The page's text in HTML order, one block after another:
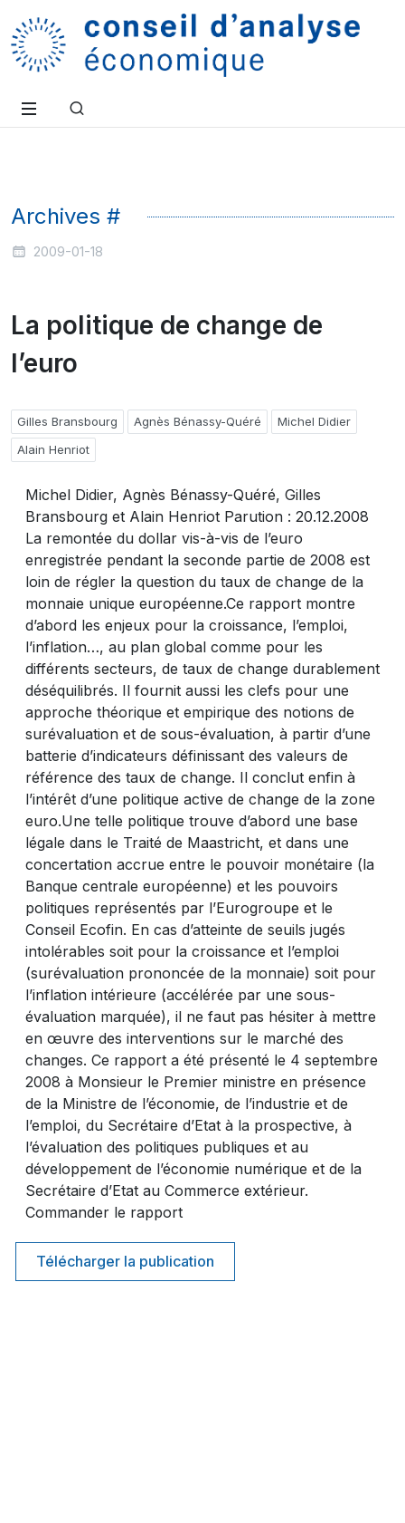
Archives #
2009-01-18
La politique de change de
l’euro
Gilles Bransbourg Agnès Bénassy-Quéré
Michel Didier
Alain Henriot
Michel Didier, Agnès Bénassy-Quéré, Gilles
Bransbourg et Alain Henriot Parution : 20.12.2008
La remontée du dollar vis-à-vis de l’euro
enregistrée pendant la seconde partie de 2008 est
loin de régler la question du taux de change de la
monnaie unique européenne.Ce rapport montre
d’abord les enjeux pour la croissance, l’emploi,
l’inflation…, au plan global comme pour les
différents secteurs, de taux de change durablement
déséquilibrés. Il fournit aussi les clefs pour une
approche théorique et empirique des notions de
surévaluation et de sous-évaluation, à partir d’une
batterie d’indicateurs définissant des valeurs de
référence des taux de change. Il conclut enfin à
l’intérêt d’une politique active de change de la zone
euro.Une telle politique trouve d’abord une base
légale dans le Traité de Maastricht, et dans une
concertation accrue entre le pouvoir monétaire (la
Banque centrale européenne) et les pouvoirs
politiques représentés par l’Eurogroupe et le
Conseil Ecofin. En cas d’atteinte de seuils jugés
intolérables soit pour la croissance et l’emploi
(surévaluation prononcée de la monnaie) soit pour
l’inflation intérieure (accélérée par une sous-
évaluation marquée), il ne faut pas hésiter à mettre
en œuvre des interventions sur le marché des
changes. Ce rapport a été présenté le 4 septembre
2008 à Monsieur le Premier ministre en présence
de la Ministre de l’économie, de l’industrie et de
l’emploi, du Secrétaire d’Etat à la prospective, à
l’évaluation des politiques publiques et au
développement de l’économie numérique et de la
Secrétaire d’Etat au Commerce extérieur.
Commander le rapport
Télécharger la publication